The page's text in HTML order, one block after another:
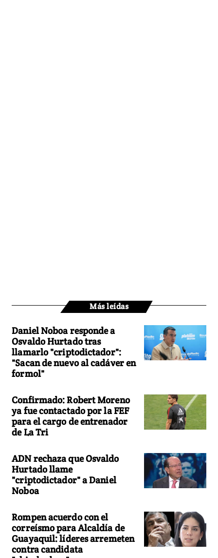
Más leídas
Daniel Noboa responde a
Osvaldo Hurtado tras
llamarlo "criptodictador":
"Sacan de nuevo al cadáver en
formol"
Confirmado: Robert Moreno
ya fue contactado por la FEF
para el cargo de entrenador
de La Tri
ADN rechaza que Osvaldo
Hurtado llame
"criptodictador" a Daniel
Noboa
Rompen acuerdo con el
correísmo para Alcaldía de
Guayaquil: líderes arremeten
contra candidata